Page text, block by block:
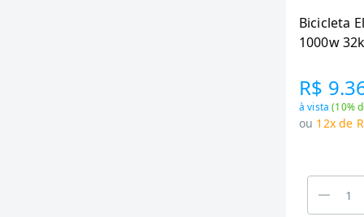
Bicicleta
1000w
R$
à vista(10%
ou 12x de